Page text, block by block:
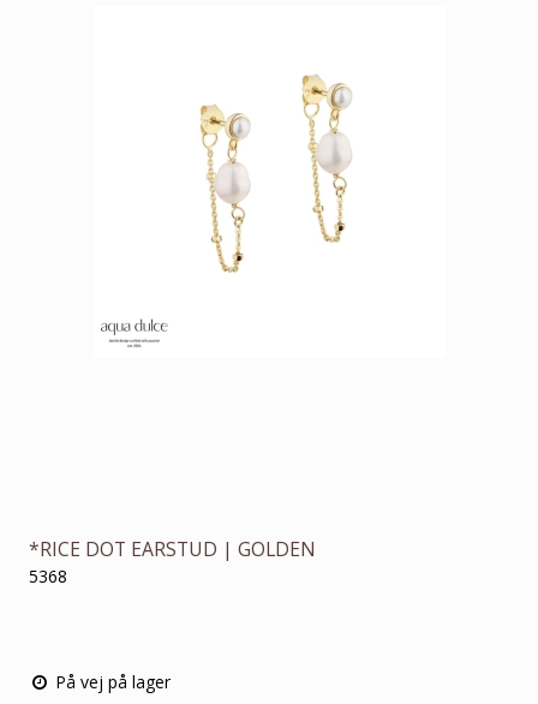
*RICE DOT EARSTUD | GOLDEN
5368
På vej på lager